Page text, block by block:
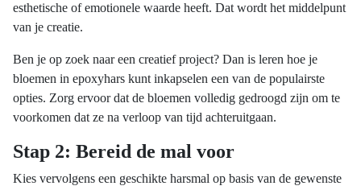
esthetische of emotionele waarde heeft. Dat wordt het middelpunt
van je creatie.
Ben je op zoek naar een creatief project? Dan is leren hoe je
bloemen in epoxyhars kunt inkapselen een van de populairste
opties. Zorg ervoor dat de bloemen volledig gedroogd zijn om te
voorkomen dat ze na verloop van tijd achteruitgaan.
Stap 2: Bereid de mal voor
Kies vervolgens een geschikte harsmal op basis van de gewenste